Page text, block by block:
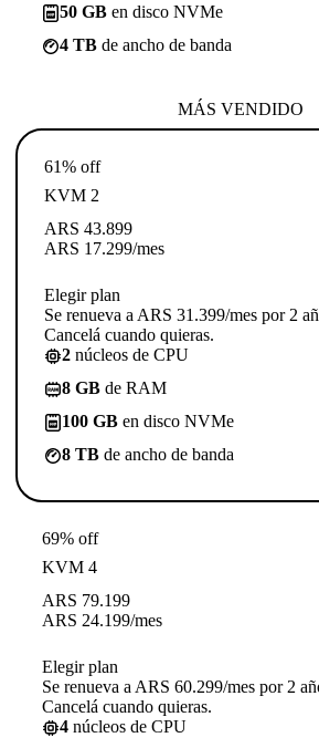
50 GB en disco NVMe
4 TB de ancho de banda
MÁS VENDIDO
61% off
KVM 2
ARS 43.899
ARS 17.299/mes
Elegir plan
Se renueva a ARS 31.399/mes por 2
Cancelá cuando quieras.
2 núcleos de CPU
8 GB de RAM
100 GB en disco NVMe
8 TB de ancho de banda
69% off
KVM 4
ARS 79.199
ARS 24.199/mes
Elegir plan
Se renueva a ARS 60.299/mes por 2
Cancelá cuando quieras.
4 núcleos de CPU